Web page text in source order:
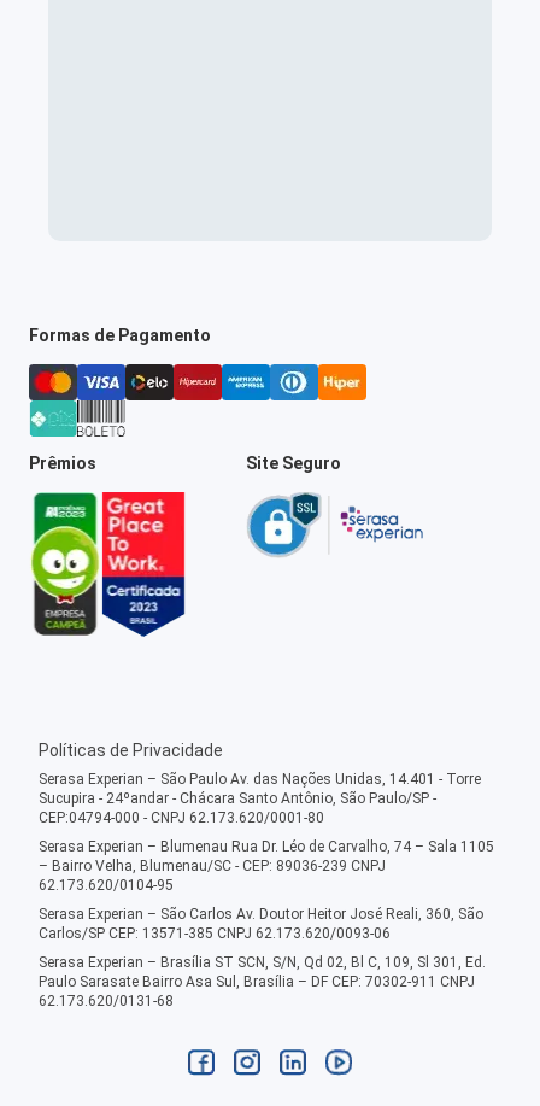
Formas de Pagamento
Prêmios Site Seguro
Políticas de Privacidade
Serasa Experian – São Paulo Av. das Nações Unidas, 14.401 - Torre
Sucupira - 24ºandar - Chácara Santo Antônio, São Paulo/SP -
CEP:04794-000 - CNPJ 62.173.620/0001-80
Serasa Experian – Blumenau Rua Dr. Léo de Carvalho, 74 – Sala 1105
– Bairro Velha, Blumenau/SC - CEP: 89036-239 CNPJ
62.173.620/0104-95
Serasa Experian – São Carlos Av. Doutor Heitor José Reali, 360, São
Carlos/SP CEP: 13571-385 CNPJ 62.173.620/0093-06
Serasa Experian – Brasília ST SCN, S/N, Qd 02, Bl C, 109, Sl 301, Ed.
Paulo Sarasate Bairro Asa Sul, Brasília – DF CEP: 70302-911 CNPJ
62.173.620/0131-68